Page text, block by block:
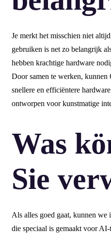
Je merkt het misschien niet
gebruiken is net zo belangrijk
hebben krachtige hardware
Door samen te werken,
snellere en efficiëntere
ontworpen voor kunstmatige
Was
Sie
Als alles goed gaat, kunnen we
die speciaal is gemaakt voor